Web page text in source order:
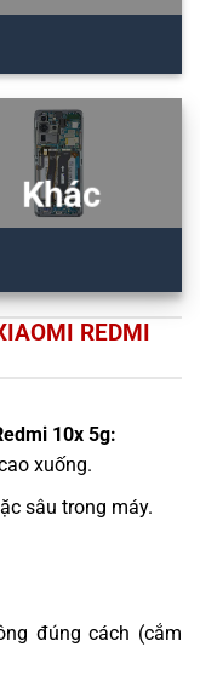
Khác
REDMI
10x 5g:
xuống.
sâu trong máy.
đúng cách (cắm